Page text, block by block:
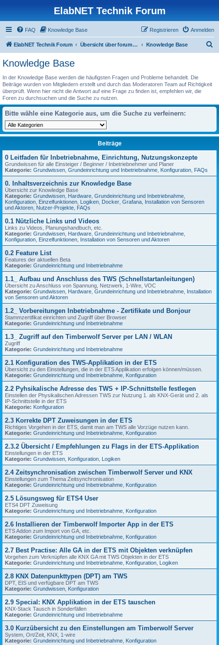
ElabNET Technik Forum
FAQ Knowledge Base Anmelden
Registrieren
ElabNET Technik Forum Übersicht über forum.timberwolf.io Knowledge Base
Knowledge Base
In der Knowledge Base werden die häufigsten Fragen und Probleme behandelt. Die
Beiträge wurden von Mitgliedern erstellt und durch das Moderatoren Team auf Richtigkeit
überprüft. Wenn hier nicht die Antwort auf eine Frage zu finden ist, empfehlen wir, die
Foren zu durchsuchen und die Suche zu nutzen.
Bitte wähle eine Kategorie aus, um die Suche zu verfeinern:
Beiträge
0 Leitfaden für Inbetriebnahme, Einrichtung, Nutzungskonzepte
Grundwissen für alle Einsteiger / Beginner / Inbetriebnehmer und Planer
Kategorie: Grundwissen Grundeinrichtung und Inbetriebnahme Konfiguration FAQs
0. Inhaltsverzeichnis zur Knowledge Base
Übersicht zur Knowledge Base
Kategorie: Grundwissen Hardware Grundeinrichtung und Inbetriebnahme
Konfiguration Einzelfunktionen Logiken Docker Grafana Installation von Sensoren
und Aktoren Nutzer-Projekte FAQs
0.1 Nützliche Links und Videos
Links zu Videos, Planungshandbuch, etc.
Kategorie: Grundwissen Hardware Grundeinrichtung und Inbetriebnahme
Konfiguration Einzelfunktionen Installation von Sensoren und Aktoren
0.2 Feature List
Features der aktuellen Beta
Kategorie: Grundeinrichtung und Inbetriebnahme
1.1_ Aufbau und Anschluss des TWS (Schnellstartanleitungen)
Übersicht zu Anschluss von Spannung, Netzwerk, 1-Wire, VOC
Kategorie: Grundwissen Hardware Grundeinrichtung und Inbetriebnahme Installation
von Sensoren und Aktoren
1.2_ Vorbereitungen Inbetriebnahme - Zertifikate und Bonjour
Stammzertifikat einrichten und Zugriff über Browser
Kategorie: Grundeinrichtung und Inbetriebnahme
1.3_ Zugriff auf den Timberwolf Server per LAN / WLAN
Zugriff
Kategorie: Grundeinrichtung und Inbetriebnahme
2.1 Konfiguration des TWS-Applikation in der ETS
Übersicht zu den Einstellungen, die in der ETS Applikation erfolgen können/müssen.
Kategorie: Grundeinrichtung und Inbetriebnahme Konfiguration
2.2 Pyhsikalische Adresse des TWS + IP-Schnittstelle festlegen
Einstellen der Physikalischen Adressen TWS zur Nutzung 1. als KNX-Gerät und 2. als
IP-Schnittstelle in der ETS
Kategorie: Konfiguration
2.3 Korrekte DPT Zuweisungen in der ETS
Richtiges Vorgehen in der ETS, damit man am TWS alle Vorzüge nutzen kann.
Kategorie: Grundeinrichtung und Inbetriebnahme Konfiguration
2.3.2 Übersicht / Empfehlungen zu Flags in der ETS-Applikation
Einstellungen in der ETS
Kategorie: Grundwissen Konfiguration Logiken
2.4 Zeitsynchronisation zwischen Timberwolf Server und KNX
Einstellungen zum Thema Zeitsynchronisation
Kategorie: Grundeinrichtung und Inbetriebnahme Konfiguration
2.5 Lösungsweg für ETS4 User
ETS4 DPT Zuweisung
Kategorie: Grundeinrichtung und Inbetriebnahme Konfiguration
2.6 Installieren der Timberwolf Importer App in der ETS
ETS Addon zum Import von GA, etc.
Kategorie: Grundeinrichtung und Inbetriebnahme Konfiguration
2.7 Best Practise: Alle GA in der ETS mit Objekten verknüpfen
Vorgehen zum Verknüpfen alle KNX GA mit TWS Objekten in der ETS
Kategorie: Grundeinrichtung und Inbetriebnahme Konfiguration Logiken
2.8 KNX Datenpunkttypen (DPT) am TWS
DPT, EIS und verfügbare DPT am TWS
Kategorie: Grundwissen Konfiguration
2.9 Special: KNX Applikation in der ETS tauschen
KNX-Stack Tausch in Sonderfällen
Kategorie: Grundeinrichtung und Inbetriebnahme
3.0 Kurzübersicht zu den Einstellungen am Timberwolf Server
System, Ort/Zeit, KNX, 1-wire
Kategorie: Grundeinrichtung und Inbetriebnahme Konfiguration